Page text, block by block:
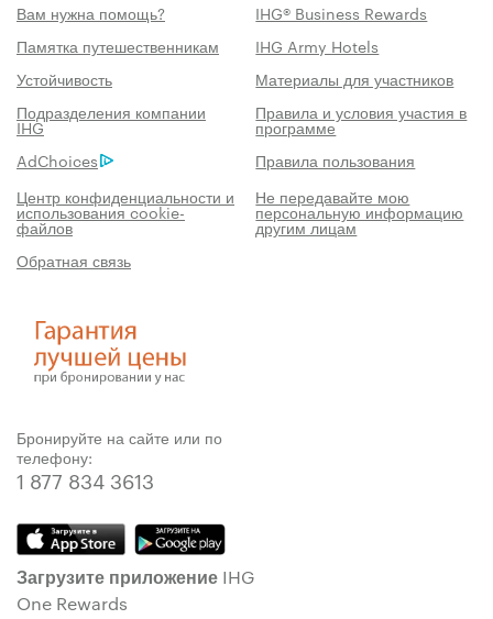
Вам нужна помощь?
IHG® Business Rewards
Памятка путешественникам
IHG Army Hotels
Устойчивость
Материалы для участников
Подразделения компании
IHG
Правила и условия участия в
программе
AdChoices
Правила пользования
Центр конфиденциальности и
использования cookie-
файлов
Не передавайте мою
персональную информацию
другим лицам
Обратная связь
Бронируйте на сайте или по
телефону:
1 877 834 3613
Загрузите приложение IHG
One Rewards